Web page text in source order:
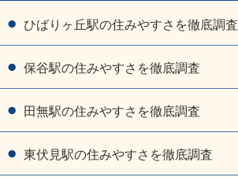
ひばりヶ丘駅の住みやすさを徹底調査
保谷駅の住みやすさを徹底調査
田無駅の住みやすさを徹底調査
東伏見駅の住みやすさを徹底調査